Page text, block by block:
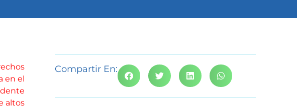
en el
altos
Compartir En: